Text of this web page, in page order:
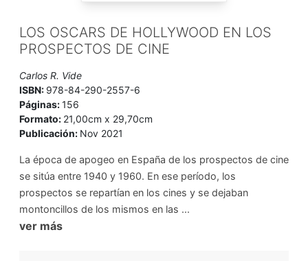
LOS OSCARS DE HOLLYWOOD EN LOS
PROSPECTOS DE CINE
Carlos R. Vide
ISBN: 978-84-290-2557-6
Páginas:156
Formato: 21,00cm x 29,70cm
Publicación: Nov 2021
La época de apogeo en España de los prospectos de cine
se sitúa entre 1940 y 1960. En ese período, los
prospectos se repartían en los cines y se dejaban
montoncillos de los mismos en las ...
ver más